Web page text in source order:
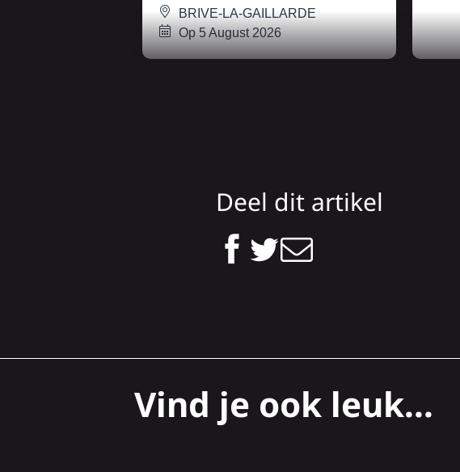
BRIVE-LA-GAILLARDE
Op 5 August 2026
Deel dit artikel
Vind je ook leuk...